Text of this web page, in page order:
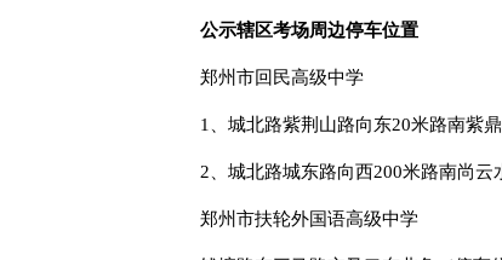
公示辖区考场周边停车位置
郑州市回民高级中学
1、城北路紫荆山路向东20米路南紫
2、城北路城东路向西200米路南尚云
郑州市扶轮外国语高级中学